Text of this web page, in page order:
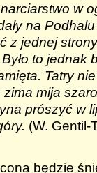
w
na
z jednej
to jednak
Tatry
mija
prószyć w
(W. Gentil-
będzie